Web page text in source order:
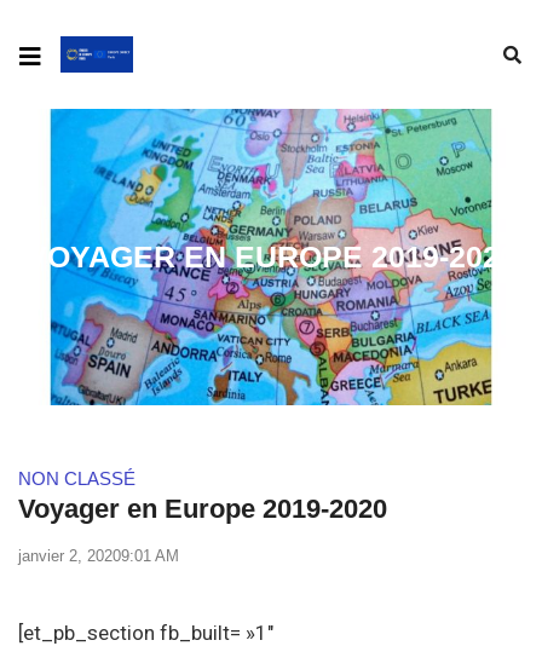
VOYAGER EN EUROPE 2019-2020
NON CLASSÉ
Voyager en Europe 2019-2020
janvier 2, 20209:01 AM
[et_pb_section fb_built= »1″